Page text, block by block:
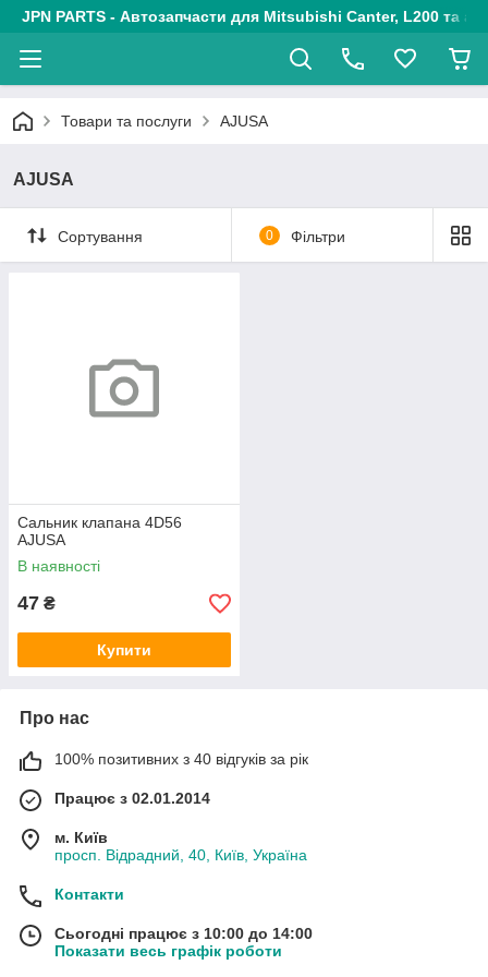
JPN PARTS - Автозапчасти для Mitsubishi Canter, L200 та
Товари та послуги AJUSA
AJUSA
Сортування 0 Фільтри
Сальник клапана 4D56
AJUSA
В наявності
47 ₴
Купити
Про нас
100% позитивних з 40 відгуків за рік
Працює з 02.01.2014
м. Київ
просп. Відрадний, 40, Київ, Україна
Контакти
Сьогодні працює з 10:00 до 14:00
Показати весь графік роботи